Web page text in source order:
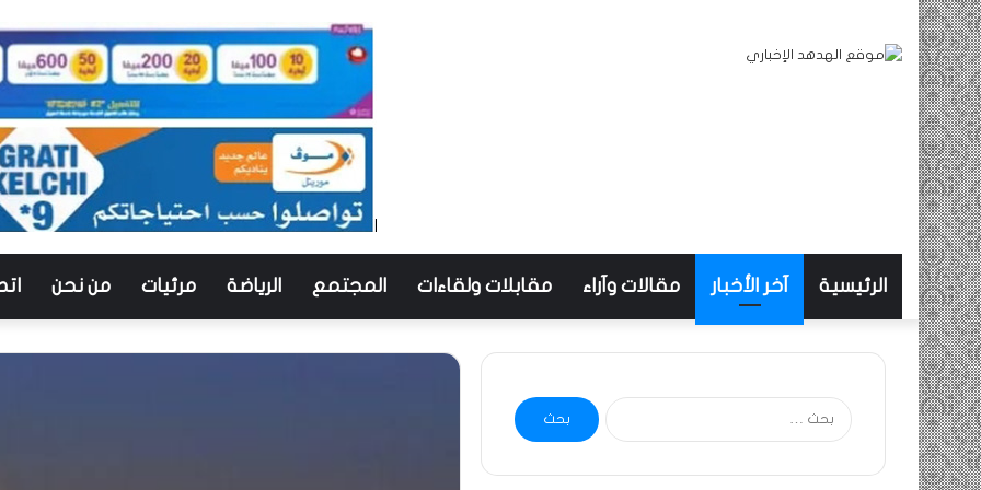
الرئيسية آخر الأخبار مقالات وآراء مقابلات ولقاءات المجتمع الرياضة مرئيات من نحن
البحث
عن: